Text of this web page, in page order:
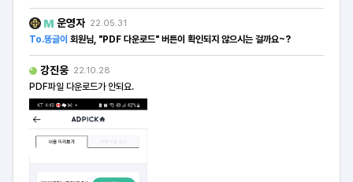
운영자 22.05.31
To.똥글이 회원님, "PDF 다운로드" 버튼이 확인되지 않으시는 걸까요~?
강진웅 22.10.28
PDF파일 다운로드가 안되요.